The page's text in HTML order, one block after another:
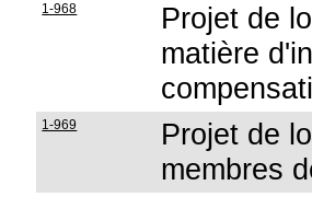
1-968
Projet de
matière
1-969
Projet de
membres